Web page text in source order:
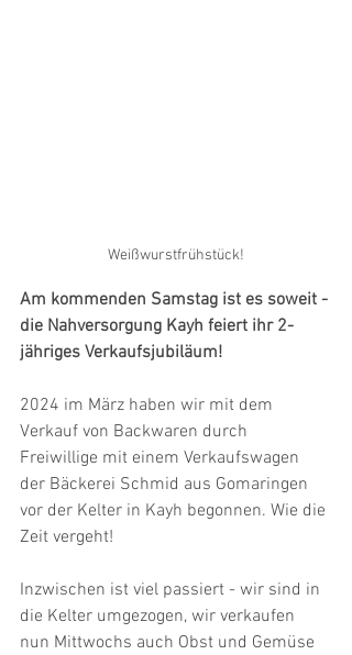
Weißwurstfrühstück!
Am kommenden Samstag ist es soweit -
die Nahversorgung Kayh feiert ihr 2-
jähriges Verkaufsjubiläum!
2024 im März haben wir mit dem
Verkauf von Backwaren durch
Freiwillige mit einem Verkaufswagen
der Bäckerei Schmid aus Gomaringen
vor der Kelter in Kayh begonnen. Wie die
Zeit vergeht!
Inzwischen ist viel passiert - wir sind in
die Kelter umgezogen, wir verkaufen
nun Mittwochs auch Obst und Gemüse